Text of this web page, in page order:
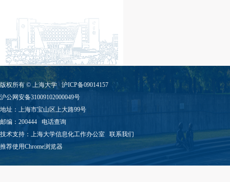
版权所有 ©上海大学
沪ICP备09014157
沪公网安备31009102000049号
地址：上海市宝山区上大路99号
邮编：200444 电话查询
技术支持： 上海大学信息化工作办公室 联系我们
推荐使用Chrome浏览器